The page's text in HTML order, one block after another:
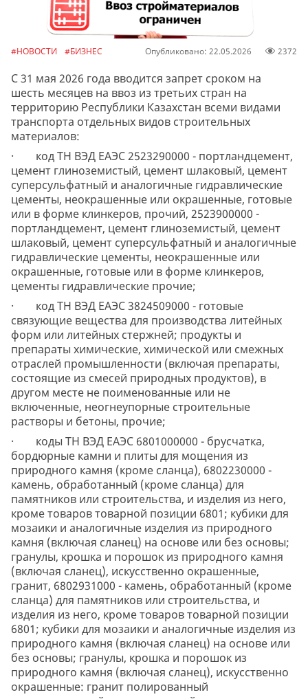
#НОВОСТИ #БИЗНЕС Опубликовано: 22.05.2026 2372
С 31 мая 2026 года вводится запрет сроком на
шесть месяцев на ввоз из третьих стран на
территорию Республики Казахстан всеми видами
транспорта отдельных видов строительных
материалов:
· код ТН ВЭД ЕАЭС 2523290000 - портландцемент,
цемент глиноземистый, цемент шлаковый, цемент
суперсульфатный и аналогичные гидравлические
цементы, неокрашенные или окрашенные, готовые
или в форме клинкеров, прочий, 2523900000 -
портландцемент, цемент глиноземистый, цемент
шлаковый, цемент суперсульфатный и аналогичные
гидравлические цементы, неокрашенные или
окрашенные, готовые или в форме клинкеров,
цементы гидравлические прочие;
· код ТН ВЭД ЕАЭС 3824509000 - готовые
связующие вещества для производства литейных
форм или литейных стержней; продукты и
препараты химические, химической или смежных
отраслей промышленности (включая препараты,
состоящие из смесей природных продуктов), в
другом месте не поименованные или не
включенные, неогнеупорные строительные
растворы и бетоны, прочие;
· коды ТН ВЭД ЕАЭС 6801000000 - брусчатка,
бордюрные камни и плиты для мощения из
природного камня (кроме сланца), 6802230000 -
камень, обработанный (кроме сланца) для
памятников или строительства, и изделия из него,
кроме товаров товарной позиции 6801; кубики для
мозаики и аналогичные изделия из природного
камня (включая сланец) на основе или без основы;
гранулы, крошка и порошок из природного камня
(включая сланец), искусственно окрашенные,
гранит, 6802931000 - камень, обработанный (кроме
сланца) для памятников или строительства, и
изделия из него, кроме товаров товарной позиции
6801; кубики для мозаики и аналогичные изделия из
природного камня (включая сланец) на основе или
без основы; гранулы, крошка и порошок из
природного камня (включая сланец), искусственно
окрашенные: гранит полированный